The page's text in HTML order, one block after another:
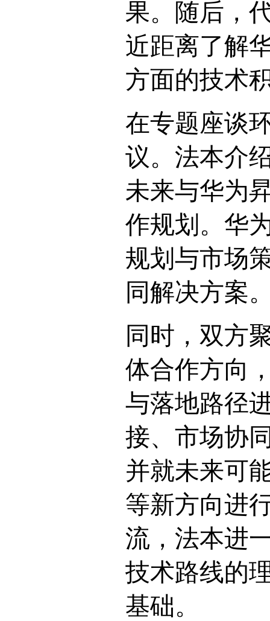
果。随后，
近距离了解
方面的技术
在专题座谈
议。法本介
未来与华为
作规划。华
规划与市场
同解决方案
同时，双方
体合作方向
与落地路径
接、市场协
并就未来可
等新方向进
流，法本进
技术路线的
基础。